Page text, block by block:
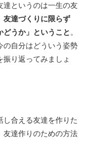
達というのは一生の友
友達づくりに限らず
どうか」ということ 。
の自分はどういう姿勢
り返ってみましょ
合える友達を作りた
友達作りのための方法